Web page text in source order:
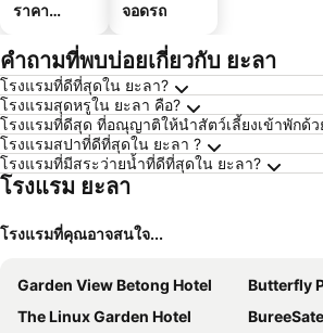
ราคา
จอดรถ
คำถามที่พบบ่อยเกี่ยวกับ ยะลา
โรงแรมที่ดีที่สุดใน ยะลา?
โรงแรมสุดหรูใน ยะลา คือ?
โรงแรมที่ดีสุด ที่อณุญาติให้นำสัตว์เลี้ยงเข้าพักด้ว
โรงแรมสปาที่ดีที่สุดใน ยะลา ?
โรงแรมที่มีสระว่ายน้ำที่ดีที่สุดใน ยะลา?
โรงแรม ยะลา
โรงแรมที่คุณอาจสนใจ...
Garden View Betong Hotel
Butterfly
The Linux Garden Hotel